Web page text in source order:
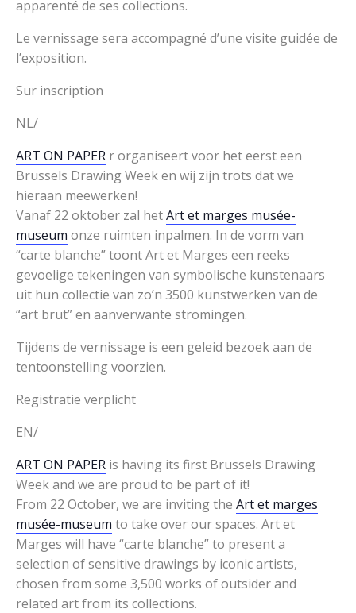
apparenté de ses collections.
Le vernissage sera accompagné d’une visite guidée de
l’exposition.
Sur inscription
NL/
ART ON PAPER r organiseert voor het eerst een
Brussels Drawing Week en wij zijn trots dat we
hieraan meewerken!
Vanaf 22 oktober zal hetArt et marges musée-
museum onze ruimten inpalmen. In de vorm van
“carte blanche” toont Art et Marges een reeks
gevoelige tekeningen van symbolische kunstenaars
uit hun collectie van zo’n 3500 kunstwerken van de
“art brut” en aanverwante stromingen.
Tijdens de vernissage is een geleid bezoek aan de
tentoonstelling voorzien.
Registratie verplicht
EN/
ART ON PAPER is having its first Brussels Drawing
Week and we are proud to be part of it!
From 22 October, we are inviting the Art et marges
musée-museum to take over our spaces. Art et
Marges will have “carte blanche” to present a
selection of sensitive drawings by iconic artists,
chosen from some 3,500 works of outsider and
related art from its collections.